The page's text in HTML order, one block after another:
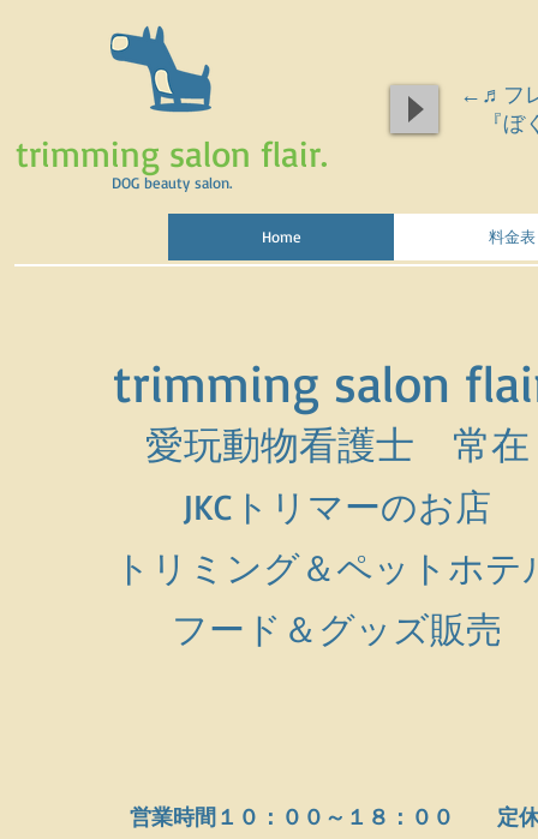
trimming salon flair.
DOG beauty salon.
←♬フ
『ぼ
Home 料金表
trimming salon
愛玩動物看護士 常在
JKCトリマーのお店
トリミング＆ペットホテ
フード＆グッズ販売
営業時間１０：００～１８：００ 定